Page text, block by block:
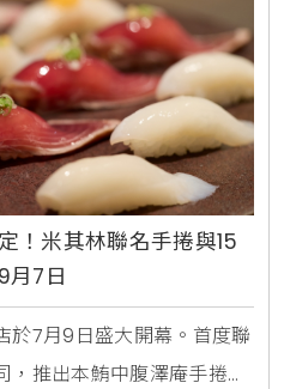
！米其林聯名手捲與15
月7日
於7月9日盛大開幕。首度聯
推出本鮪中腹澤庵手捲與